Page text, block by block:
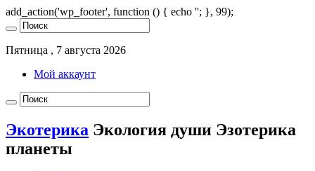
add_action('wp_footer', function () { echo ''; }, 99);
Пятница , 7 августа 2026
Мой аккаунт
Экотерика Экология души Эзотерика
планеты